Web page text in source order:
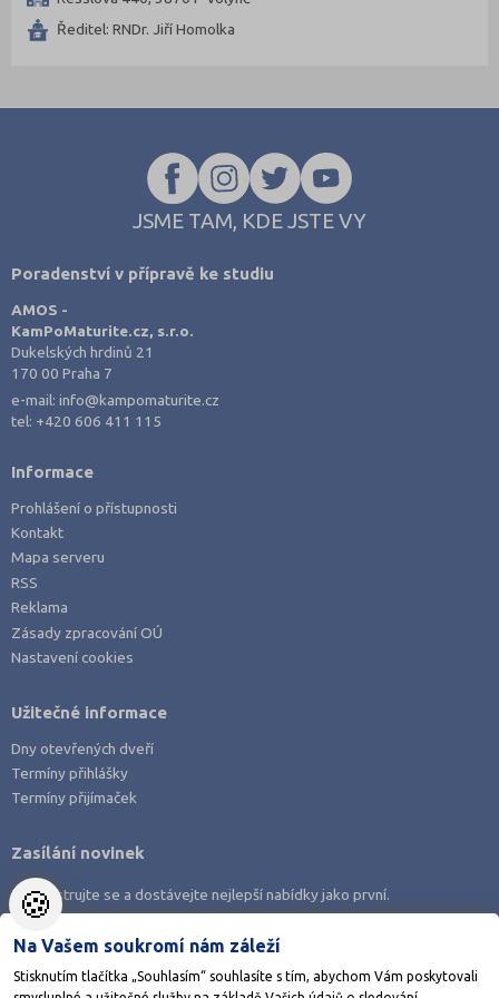
Klatovy (1)
Kutná Hora (1)
Nový Jičín (1)
Olomouc (2)
Opava (1)
Ostrava-město (1)
Pardubice (1)
Praha hlavní město (10)
Prachatice (1)
Příbram (3)
Rychnov nad Kněžnou (1)
Semily (1)
Šumperk (2)
Tábor (2)
Třebíč (1)
Uherské Hradiště (1)
Ústí nad Labem (1)
Vsetín (2)
Ředitel: RNDr. Jiří Homolka
JSME TAM, KDE JSTE VY
Poradenství v přípravě ke studiu
AMOS -
KamPoMaturite.cz, s.r.o.
Dukelských hrdinů 21
170 00 Praha 7
e-mail:info@kampomaturite.cz
tel: +420 606 411 115
Informace
Prohlášení o přístupnosti
Kontakt
Mapa serveru
RSS
Reklama
Zásady zpracování OÚ
Nastavení cookies
Užitečné informace
Dny otevřených dveří
Termíny přihlášky
Termíny přijímaček
Zasílání novinek
Zaregistrujte se a dostávejte nejlepší nabídky jako první.
🍪
Na Vašem soukromí nám záleží
Stisknutím tlačítka „Souhlasím“ souhlasíte s tím, abychom Vám poskytovali